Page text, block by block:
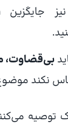
بی‌قضاوت،
نکند
توصیه